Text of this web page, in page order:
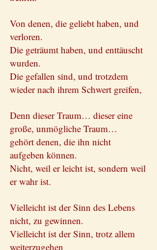
Von denen, die geliebt haben, und
verloren.
Die geträumt haben, und enttäuscht
wurden.
Die gefallen sind, und trotzdem
wieder nach ihrem Schwert greifen,
Denn dieser Traum… dieser eine
große, unmögliche Traum…
gehört denen, die ihn nicht
aufgeben können.
Nicht, weil er leicht ist, sondern weil
er wahr ist.
Vielleicht ist der Sinn des Lebens
nicht, zu gewinnen.
Vielleicht ist der Sinn, trotz allem
weiterzugehen